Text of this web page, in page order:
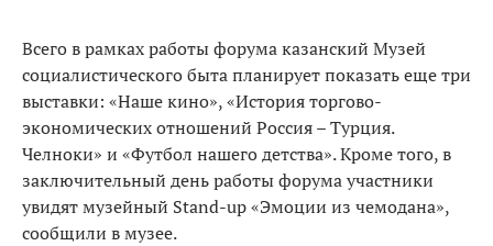
Всего в рамках работы форума казанский Музей
социалистического быта планирует показать еще три
выставки: «Наше кино», «История торгово-
экономических отношений Россия – Турция.
Челноки» и «Футбол нашего детства». Кроме того, в
заключительный день работы форума участники
увидят музейный Stand-up «Эмоции из чемодана»,
сообщили в музее.